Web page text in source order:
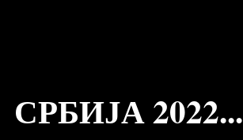
СРБИЈА 2022...